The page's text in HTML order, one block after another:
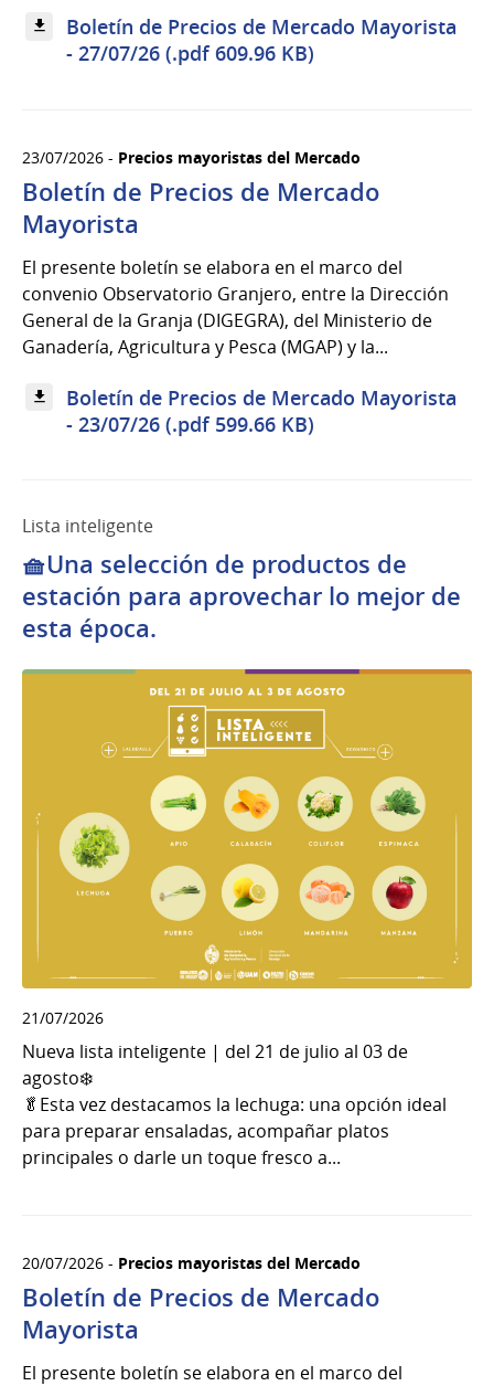
Boletín de Precios de Mercado Mayorista
- 27/07/26 (.pdf 609.96 KB)
23/07/2026 - Precios mayoristas del Mercado
Boletín de Precios de Mercado
Mayorista
El presente boletín se elabora en el marco del
convenio Observatorio Granjero, entre la Dirección
General de la Granja (DIGEGRA), del Ministerio de
Ganadería, Agricultura y Pesca (MGAP) y la...
Boletín de Precios de Mercado Mayorista
- 23/07/26 (.pdf 599.66 KB)
Lista inteligente
🧺Una selección de productos de
estación para aprovechar lo mejor de
esta época.
21/07/2026
Nueva lista inteligente | del 21 de julio al 03 de
agosto❄️
🥬Esta vez destacamos la lechuga: una opción ideal
para preparar ensaladas, acompañar platos
principales o darle un toque fresco a...
20/07/2026 - Precios mayoristas del Mercado
Boletín de Precios de Mercado
Mayorista
El presente boletín se elabora en el marco del